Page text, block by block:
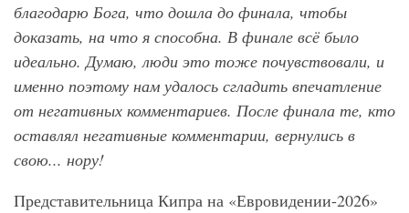
благодарю Бога, что дошла до финала, чтобы
доказать, на что я способна. В финале всё было
идеально. Думаю, люди это тоже почувствовали, и
именно поэтому нам удалось сгладить впечатление
от негативных комментариев. После финала те, кто
оставлял негативные комментарии, вернулись в
свою... нору!
Представительница Кипра на «Евровидении-2026»